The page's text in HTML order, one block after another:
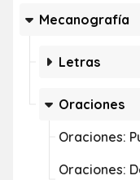
Mecanografía
Letras
Oraciones
Oraciones:
Oraciones: